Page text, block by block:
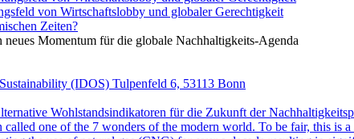
von Wirtschaftslobby und globaler Gerechtigkeit
Zeiten?
Momentum für die globale Nachhaltigkeits-Agenda
(IDOS) Tulpenfeld 6, 53113 Bonn
Wohlstandsindikatoren für die Zukunft der